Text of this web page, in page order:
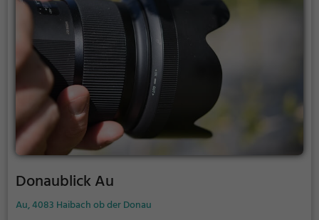
Donaublick Au
Au, 4083 Haibach ob der Donau